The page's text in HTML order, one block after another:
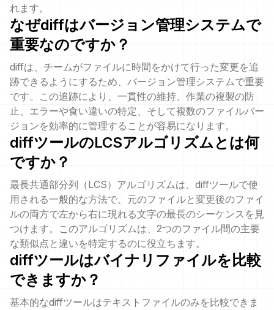
れます。
なぜdiffはバージョン管理システムで
重要なのですか？
diffは、チームがファイルに時間をかけて行った変更を追
跡できるようにするため、バージョン管理システムで重要
です。この追跡により、一貫性の維持、作業の複製の防
止、エラーや食い違いの特定、そして複数のファイルバー
ジョンを効率的に管理することが容易になります。
diffツールのLCSアルゴリズムとは何
ですか？
最長共通部分列（LCS）アルゴリズムは、diffツールで使
用される一般的な方法で、元のファイルと変更後のファイ
ルの両方で左から右に現れる文字の最長のシーケンスを見
つけます。このアルゴリズムは、2つのファイル間の主要
な類似点と違いを特定するのに役立ちます。
diffツールはバイナリファイルを比較
できますか？
基本的なdiffツールはテキストファイルのみを比較できま